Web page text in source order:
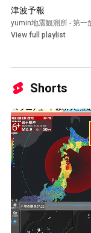
津波予報
yumin地震観測所 - 第一
View full playlist
Shorts